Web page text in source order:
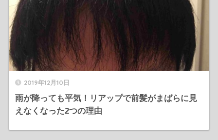
2019年12月10日
雨が降っても平気！リアップで前髪がまばらに見
えなくなった2つの理由